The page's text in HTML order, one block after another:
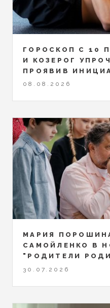
ГОРОСКОП С 10
И КОЗЕРОГ
ПРОЯВИВ
08.08.2026
МАРИЯ
САМОЙЛЕНКО В
"РОДИТЕЛИ
30.07.2026